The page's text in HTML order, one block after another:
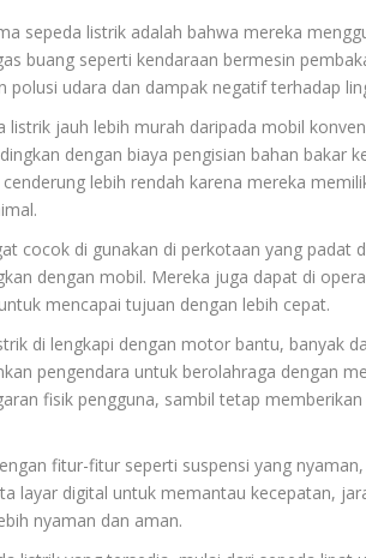
sepeda listrik adalah bahwa mereka
buang seperti kendaraan bermesin
polusi udara dan dampak negatif terhadap
listrik jauh lebih murah daripada mobil
dengan biaya pengisian bahan bakar
lebih rendah karena mereka
cocok di gunakan di perkotaan yang padat
dengan mobil. Mereka juga dapat di
mencapai tujuan dengan lebih cepat.
di lengkapi dengan motor bantu, banyak
pengendara untuk berolahraga dengan
fisik pengguna, sambil tetap
fitur-fitur seperti suspensi yang
layar digital untuk memantau kecepatan,
nyaman dan aman.